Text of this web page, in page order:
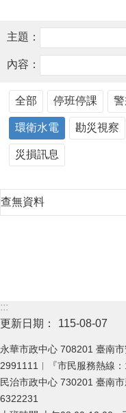
主題：
內容：
全部 停班停課
環衛水電 勘災視察
災損訊息
查無資料
:::
更新日期：
115-08-07
永華市政中心 708201 臺南
2991111︱『市民服務熱線
民治市政中心 730201 臺南
6322231